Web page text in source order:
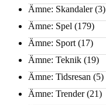
Ämne: Skandaler(3)
Ämne: Spel (179)
Ämne: Sport (17)
Ämne: Teknik (19)
Ämne: Tidsresan (5)
Ämne: Trender(21)